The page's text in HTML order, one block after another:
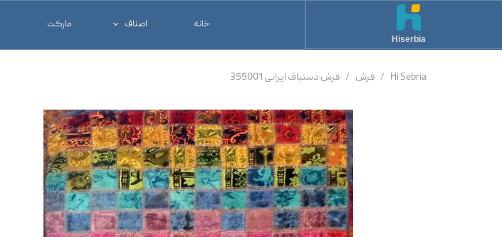
خانه اصناف
شرکت ها
مارکت
Hiserbia
Hi Sebria فرش فرش دستباف ایرانی 355001